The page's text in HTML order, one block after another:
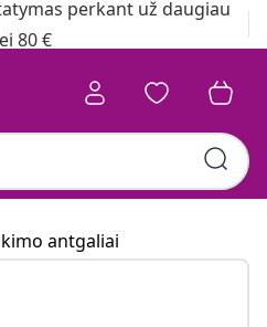
perkant už daugiau
80 €
antgaliai